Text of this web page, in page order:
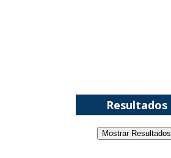
por várias semanas
Aug 06 2026Resultados
Mostrar Resultados